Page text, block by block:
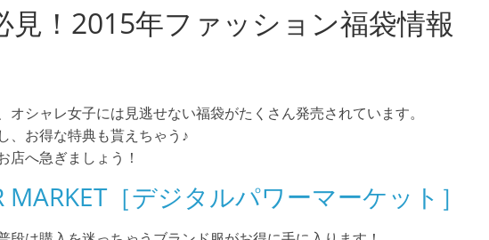
見！2015年ファッション福袋情報
シャレ女子には見逃せない福袋がたくさん発売されています。
、お得な特典も貰えちゃう♪
店へ急ぎましょう！
MARKET［デジタルパワーマーケット］